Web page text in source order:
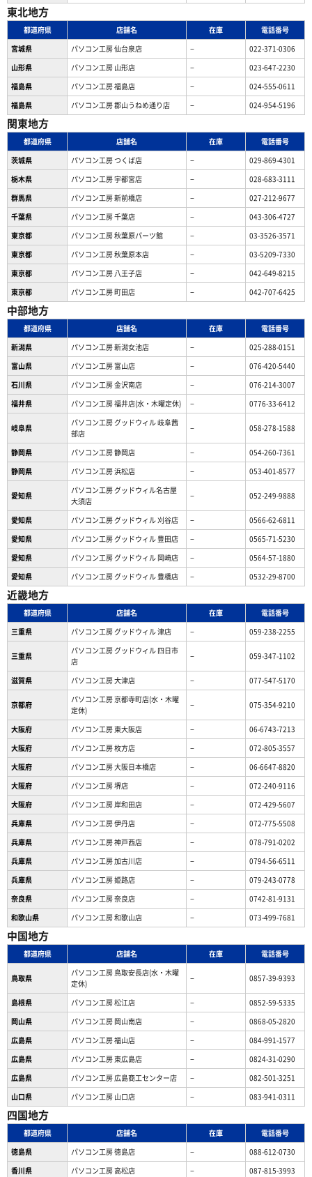
東北地方
都道府県 店舗名 在庫
電話番号
宮城県
パソコン工房 仙台泉店 −
022-371-0306
山形県
パソコン工房 山形店 −
023-647-2230
福島県
パソコン工房 福島店 −
024-555-0611
福島県
パソコン工房 郡山うねめ通り店 − 024-954-5196
関東地方
都道府県 店舗名 在庫
電話番号
茨城県
パソコン工房 つくば店 −
029-869-4301
栃木県
パソコン工房 宇都宮店 −
028-683-3111
群馬県
パソコン工房 新前橋店 −
027-212-9677
千葉県
パソコン工房 千葉店 −
043-306-4727
東京都
パソコン工房 秋葉原パーツ館 −
03-3526-3571
東京都
パソコン工房 秋葉原本店 −
03-5209-7330
東京都
パソコン工房 八王子店 −
042-649-8215
東京都
パソコン工房 町田店 − 042-707-6425
中部地方
都道府県 店舗名 在庫
電話番号
新潟県
パソコン工房 新潟女池店 −
025-288-0151
富山県
パソコン工房 富山店 −
076-420-5440
石川県
パソコン工房 金沢南店 −
076-214-3007
福井県
パソコン工房 福井店(水・木曜定休) − 0776-33-6412
岐阜県
パソコン工房 グッドウィル 岐阜茜
部店
− 058-278-1588
静岡県 パソコン工房 静岡店 −
054-260-7361
静岡県
パソコン工房 浜松店 − 053-401-8577
愛知県
パソコン工房 グッドウィル名古屋
大須店
− 052-249-9888
愛知県 パソコン工房 グッドウィル 刈谷店 −
0566-62-6811
愛知県
パソコン工房 グッドウィル 豊田店 −
0565-71-5230
愛知県
パソコン工房 グッドウィル 岡崎店 −
0564-57-1880
愛知県
パソコン工房 グッドウィル 豊橋店 − 0532-29-8700
近畿地方
都道府県 店舗名 在庫
電話番号
三重県
パソコン工房 グッドウィル 津店 − 059-238-2255
三重県
パソコン工房 グッドウィル 四日市
店
− 059-347-1102
滋賀県 パソコン工房 大津店 − 077-547-5170
京都府
パソコン工房 京都寺町店(水・木曜
定休)
− 075-354-9210
大阪府 パソコン工房 東大阪店 −
06-6743-7213
大阪府
パソコン工房 枚方店 −
072-805-3557
大阪府
パソコン工房 大阪日本橋店 −
06-6647-8820
大阪府
パソコン工房 堺店 −
072-240-9116
大阪府
パソコン工房 岸和田店 −
072-429-5607
兵庫県
パソコン工房 伊丹店 −
072-775-5508
兵庫県
パソコン工房 神戸西店 −
078-791-0202
兵庫県
パソコン工房 加古川店 −
0794-56-6511
兵庫県
パソコン工房 姫路店 −
079-243-0778
奈良県
パソコン工房 奈良店 −
0742-81-9131
和歌山県
パソコン工房 和歌山店 − 073-499-7681
中国地方
都道府県 店舗名 在庫 電話番号
鳥取県
パソコン工房 鳥取安長店(水・木曜
定休)
− 0857-39-9393
島根県 パソコン工房 松江店 −
0852-59-5335
岡山県
パソコン工房 岡山南店 −
0868-05-2820
広島県
パソコン工房 福山店 −
084-991-1577
広島県
パソコン工房 東広島店 −
0824-31-0290
広島県
パソコン工房 広島商工センター店 −
082-501-3251
山口県
パソコン工房 山口店 − 083-941-0311
四国地方
都道府県 店舗名 在庫
電話番号
徳島県
パソコン工房 徳島店 −
088-612-0730
香川県
パソコン工房 高松店 − 087-815-3993